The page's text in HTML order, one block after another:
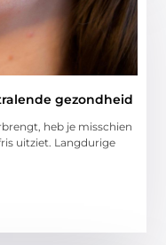
gezondheid
heb je misschien
uitziet. Langdurige